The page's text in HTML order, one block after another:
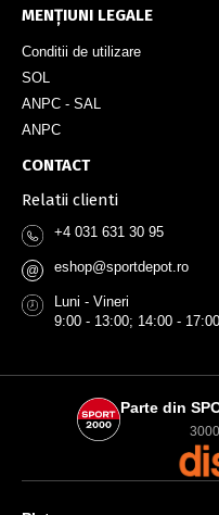
MENȚIUNI LEGALE
Conditii de utilizare
SOL
ANPC - SAL
ANPC
CONTACT
Relatii clienti
+4 031 631 30 95
@ eshop@sportdepot.ro
Luni - Vineri
9:00 - 13:00; 14:00 - 17:00
Parte din